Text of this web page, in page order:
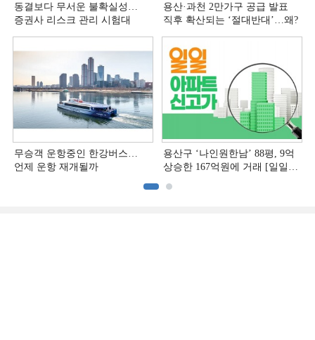
동결보다 무서운 불확실성…
증권사 리스크 관리 시험대
용산·과천 2만가구 공급 발표
직후 확산되는 ‘절대반대’…왜?
무승객 운항중인 한강버스…
언제 운항 재개될까
용산구 ‘나인원한남’ 88평, 9억
상승한 167억원에 거래 [일일